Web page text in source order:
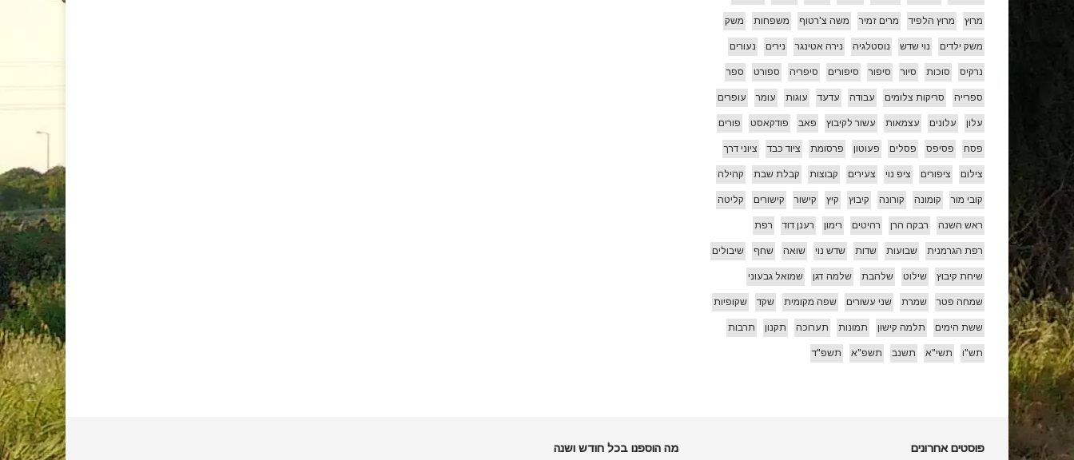
מרוץ מרוץ הלפיד מרים זמיר משה צ'רטוף משפחות משק
משק ילדים נוי שדש נוסטלגיה נירה אטינגר נירים נעורים
נרקיס סוכות סיור סיפור סיפורים סיפריה ספורט ספר
ספרייה סריקות צלומים עבודה עדעד עוגות עומר עופרים
עלון עלונים עצמאות עשור לקיבוץ פאב פודקאסט פורים
פסח פסיפס פסלים פעוטון פרסומת ציוד כבד ציוני דרך
צילום ציפורים ציפ נוי צעירים קבוצות קבלת שבת קהילה
קובי מור קומונה קורונה קיבוץ קיץ קישור קישורים קליטה
ראש השנה רבקה הרן רהיטים רימון רענן דוד רפת
רפת הגרמנית שבועות שדות שדש נוי שואה שחף שיבולים
שיחת קיבוץ שילוט שלהבת שלמה דגן שמואל גבעוני
שמחה פטר שמרת שני עשורים שפה מקומית שקד שקופיות
ששת הימים תלמה קישון תמונות תערוכה תקנון תרבות
תש"ו תשי"א תשנב תשפ"א תשפ"ד
פוסטים אחרונים מה הוספנו בכל חודש ושנה